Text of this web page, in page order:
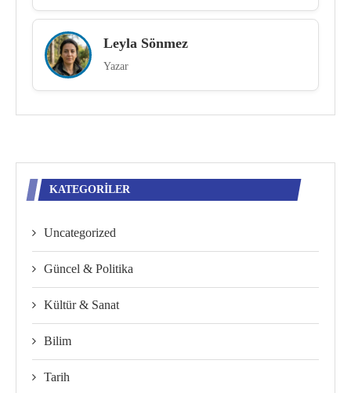
Leyla Sönmez
Yazar
KATEGORILER
Uncategorized
Güncel & Politika
Kültür & Sanat
Bilim
Tarih